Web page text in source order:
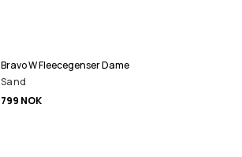
Bravo W Fleecegenser Dame
Sand
799 NOK